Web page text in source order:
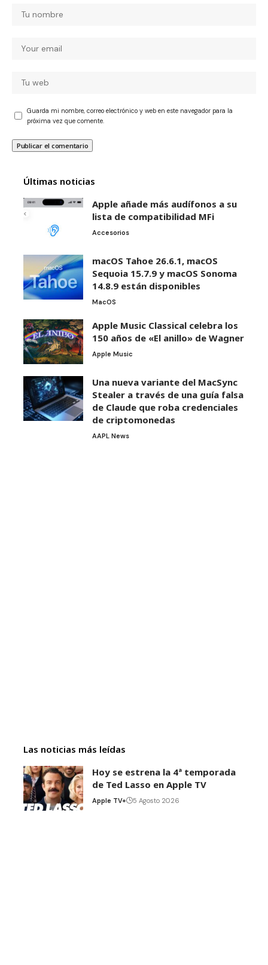
Guarda mi nombre, correo electrónico y web en este navegador para la
próxima vez que comente.
Últimas noticias
Apple añade más audífonos a su
lista de compatibilidad MFi
Accesorios
macOS Tahoe 26.6.1, macOS
Sequoia 15.7.9 y macOS Sonoma
14.8.9 están disponibles
MacOS
Apple Music Classical celebra los
150 años de «El anillo» de Wagner
Apple Music
Una nueva variante del MacSync
Stealer a través de una guía falsa
de Claude que roba credenciales
de criptomonedas
AAPL News
Las noticias más leídas
Hoy se estrena la 4ª temporada
de Ted Lasso en Apple TV
Apple TV+ 5 Agosto 2026